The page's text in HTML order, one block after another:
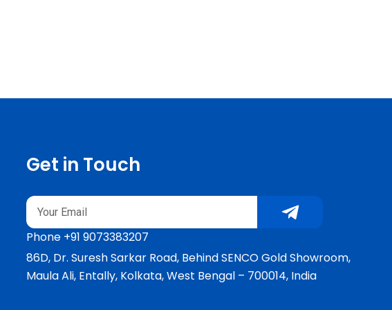
Get in Touch
Email Submit
Phone +91 9073383207
86D, Dr. Suresh Sarkar Road, Behind SENCO Gold Showroom,
Maula Ali, Entally, Kolkata, West Bengal – 700014, India